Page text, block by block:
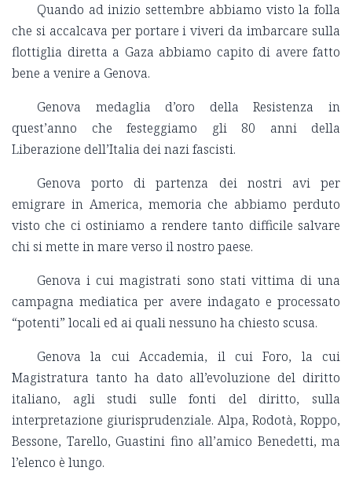
Quando ad inizio settembre abbiamo visto la folla
che si accalcava per portare i viveri da imbarcare sulla
flottiglia diretta a Gaza abbiamo capito di avere fatto
bene a venire a Genova.
Genova medaglia d’oro della Resistenza in
quest’anno che festeggiamo gli 80 anni della
Liberazione dell’Italia dei nazi fascisti.
Genova porto di partenza dei nostri avi per
emigrare in America, memoria che abbiamo perduto
visto che ci ostiniamo a rendere tanto difficile salvare
chi si mette in mare verso il nostro paese.
Genova i cui magistrati sono stati vittima di una
campagna mediatica per avere indagato e processato
“potenti” locali ed ai quali nessuno ha chiesto scusa.
Genova la cui Accademia, il cui Foro, la cui
Magistratura tanto ha dato all’evoluzione del diritto
italiano, agli studi sulle fonti del diritto, sulla
interpretazione giurisprudenziale. Alpa, Rodotà, Roppo,
Bessone, Tarello, Guastini fino all’amico Benedetti, ma
l’elenco è lungo.